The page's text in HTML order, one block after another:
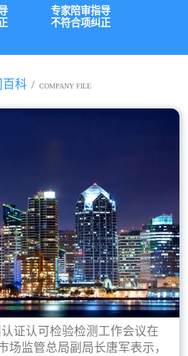
专家陪审指导
不符合项纠正
科 / COMPANY FILE
证认可检验检测工作会议在
场监管总局副局长唐军表示，